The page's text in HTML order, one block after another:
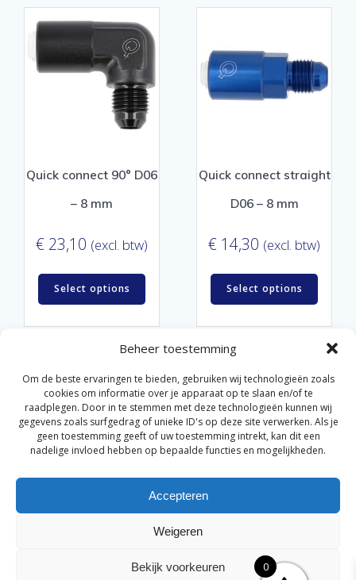
Beheer toestemming
Om de beste ervaringen te bieden, gebruiken wij technologieën zoals
cookies om informatie over je apparaat op te slaan en/of te
raadplegen. Door in te stemmen met deze technologieën kunnen wij
gegevens zoals surfgedrag of unieke ID's op deze site verwerken. Als je
geen toestemming geeft of uw toestemming intrekt, kan dit een
nadelige invloed hebben op bepaalde functies en mogelijkheden.
Accepteren
Weigeren
Bekijk voorkeuren
Quick connect 90° D06
– 8 mm
€ 23,10 (excl. btw)
Select options
Quick connect straight
D06 – 8 mm
€ 14,30 (excl. btw)
Select options
© 2026 Van der Bel Las en Radiateurenbedrijf.
Privacyverklaring|Cookiebeleid|Retourbeleid|
Algemene voorwaarden voor consumenten
genoemd. Geen officiële samenwerking tenzij anders
0